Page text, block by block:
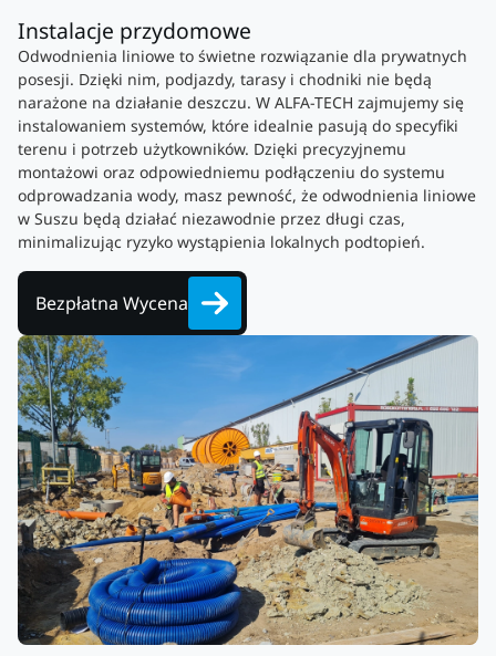
Instalacje przydomowe
Odwodnienia liniowe to świetne rozwiązanie dla prywatnych
posesji. Dzięki nim, podjazdy, tarasy i chodniki nie będą
narażone na działanie deszczu. W ALFA-TECH zajmujemy się
instalowaniem systemów, które idealnie pasują do specyfiki
terenu i potrzeb użytkowników. Dzięki precyzyjnemu
montażowi oraz odpowiedniemu podłączeniu do systemu
odprowadzania wody, masz pewność, że odwodnienia liniowe
w Suszu będą działać niezawodnie przez długi czas,
minimalizując ryzyko wystąpienia lokalnych podtopień.
Bezpłatna Wycena